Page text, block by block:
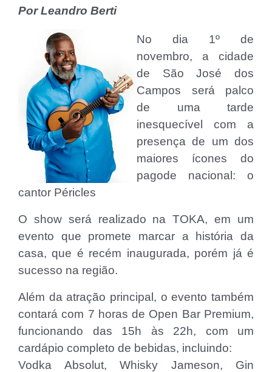
Por Leandro Berti
No dia 1º de
novembro, a cidade
de São José dos
Campos será palco
de uma tarde
inesquecível com a
presença de um dos
maiores ícones do
pagode nacional: o
cantor Péricles
O show será realizado na TOKA, em um
evento que promete marcar a história da
casa, que é recém inaugurada, porém já é
sucesso na região.
Além da atração principal, o evento também
contará com 7 horas de Open Bar Premium,
funcionando das 15h às 22h, com um
cardápio completo de bebidas, incluindo:
Vodka Absolut, Whisky Jameson, Gin